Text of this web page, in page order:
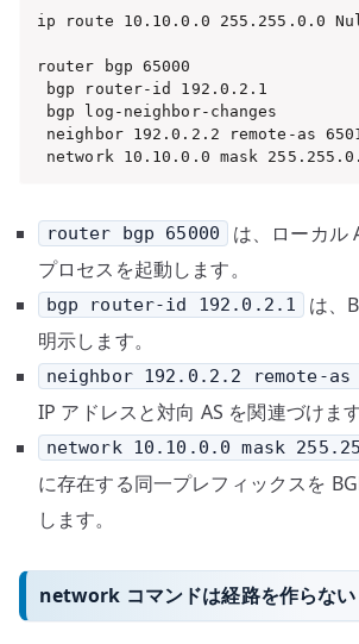
ip route 10.10.0.0 255.255.0.0
router bgp 65000
bgp router-id 192.0.2.1
bgp log-neighbor-changes
neighbor 192.0.2.2 remote-as
network 10.10.0.0 mask
router bgp 65000
は、ローカル
プロセスを起動します。
bgp router-id 192.0.2.1
は、
明示します。
neighbor 192.0.2.2 remote-as
IP アドレスと対向 AS を関連づけます
network 10.10.0.0 mask
に存在する同一プレフィックスを
します。
network コマンドは経路を作らない